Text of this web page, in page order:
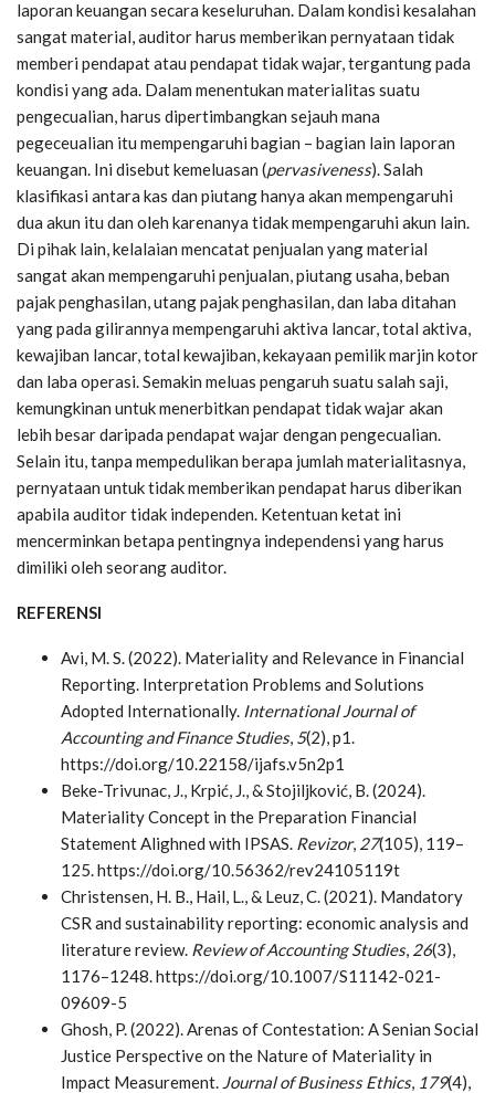
laporan keuangan secara keseluruhan. Dalam kondisi kesalahan
sangat material, auditor harus memberikan pernyataan tidak
memberi pendapat atau pendapat tidak wajar, tergantung pada
kondisi yang ada. Dalam menentukan materialitas suatu
pengecualian, harus dipertimbangkan sejauh mana
pegeceualian itu mempengaruhi bagian – bagian lain laporan
keuangan. Ini disebut kemeluasan (pervasiveness). Salah
klasifikasi antara kas dan piutang hanya akan mempengaruhi
dua akun itu dan oleh karenanya tidak mempengaruhi akun lain.
Di pihak lain, kelalaian mencatat penjualan yang material
sangat akan mempengaruhi penjualan, piutang usaha, beban
pajak penghasilan, utang pajak penghasilan, dan laba ditahan
yang pada gilirannya mempengaruhi aktiva lancar, total aktiva,
kewajiban lancar, total kewajiban, kekayaan pemilik marjin kotor
dan laba operasi. Semakin meluas pengaruh suatu salah saji,
kemungkinan untuk menerbitkan pendapat tidak wajar akan
lebih besar daripada pendapat wajar dengan pengecualian.
Selain itu, tanpa mempedulikan berapa jumlah materialitasnya,
pernyataan untuk tidak memberikan pendapat harus diberikan
apabila auditor tidak independen. Ketentuan ketat ini
mencerminkan betapa pentingnya independensi yang harus
dimiliki oleh seorang auditor.
REFERENSI
Avi, M. S. (2022). Materiality and Relevance in Financial
Reporting. Interpretation Problems and Solutions
Adopted Internationally. International Journal of
Accounting and Finance Studies, 5(2), p1.
https://doi.org/10.22158/ijafs.v5n2p1
Beke-Trivunac, J., Krpić, J., & Stojiljković, B. (2024).
Materiality Concept in the Preparation Financial
Statement Alighned with IPSAS. Revizor, 27(105), 119–
125. https://doi.org/10.56362/rev24105119t
Christensen, H. B., Hail, L., & Leuz, C. (2021). Mandatory
CSR and sustainability reporting: economic analysis and
literature review. Review of Accounting Studies, 26(3),
1176–1248. https://doi.org/10.1007/S11142-021-
09609-5
Ghosh, P. (2022). Arenas of Contestation: A Senian Social
Justice Perspective on the Nature of Materiality in
Impact Measurement. Journal of Business Ethics, 179(4),